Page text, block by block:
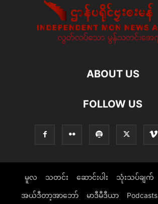
ABOUT US
FOLLOW US
မူလ သတင်း ဆောင်းပါး သုံးသပ်ချက်
အယ်ဒီတာ့အာဘော် မာဒီမီဒီယာ Podcasts